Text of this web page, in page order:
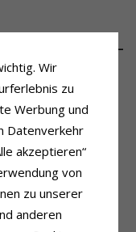
62,-
mm
4-5 Werktage
AUCH
Wir
zu
Werbung und
Datenverkehr
akzeptieren“
von
zu unserer
anderen